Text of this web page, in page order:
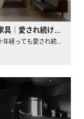
世界の名作家具｜愛され続ける理由と一生モノとの出会い方
家具には、何十年経っても愛され続ける「名作」と呼ばれるもの..